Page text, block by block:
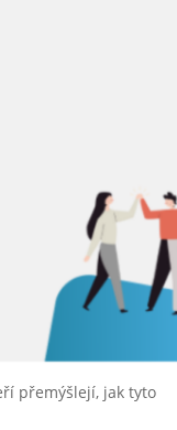
přemýšlejí, jak tyto